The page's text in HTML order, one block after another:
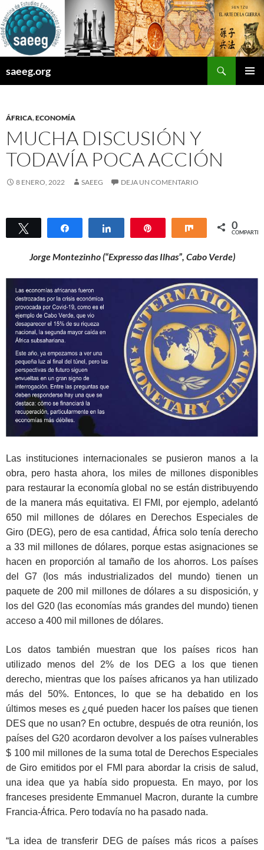
Saltar
al
contenido
saeeg.org
ÁFRICA,ECONOMÍA
MUCHA DISCUSIÓN Y
TODAVÍA POCA ACCIÓN
8 ENERO, 2022 SAEEG DEJA UN COMENTARIO
Twittear Compartir Compartir Compartir
0
COMPARTIR
Jorge Montezinho (“Expresso das Ilhas”, Cabo Verde)
Las instituciones internacionales se pusieron manos a la
obra, pero hasta ahora, los miles de millones disponibles
para restaurar la economía global no se están distribuyendo
de la manera más equitativa. El FMI, por ejemplo, adelantó
650 mil millones de dólares en Derechos Especiales de
Giro (DEG), pero de esa cantidad, África solo tenía derecho
a 33 mil millones de dólares, porque estas asignaciones se
hacen en proporción al tamaño de los ahorros. Los países
del G7 (los más industrializados del mundo) tienen un
paquete de 200 mil millones de dólares a su disposición, y
los del G20 (las economías más grandes del mundo) tienen
acceso a 400 mil millones de dólares.
Los datos también muestran que los países ricos han
utilizado menos del 2% de los DEG a los que tienen
derecho, mientras que los países africanos ya han utilizado
más del 50%. Entonces, lo que se ha debatido en los
últimos meses es ¿qué pueden hacer los países que tienen
DES que no usan? En octubre, después de otra reunión, los
países del G20 acordaron devolver a los países vulnerables
$ 100 mil millones de la suma total de Derechos Especiales
de Giro emitidos por el FMI para abordar la crisis de salud,
una idea que ya había sido propuesta. En mayo, por los
franceses presidente Emmanuel Macron, durante la cumbre
Francia-África. Pero todavía no ha pasado nada.
“La idea de transferir DEG de países más ricos a países